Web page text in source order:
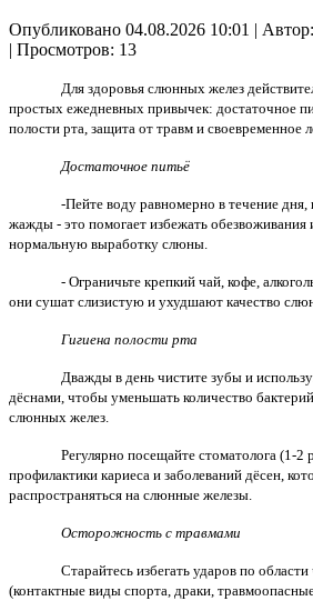
Опубликовано 04.08.2026 10:01 |
| Просмотров: 13
Для здоровья слюнных желез
простых ежедневных привычек: достаточное
полости рта, защита от травм и своевременное
Достаточное питьё
-Пейте воду равномерно в течение
жажды - это помогает избежать обезвоживания
нормальную выработку слюны.
- Ограничьте крепкий чай, кофе,
они сушат слизистую и ухудшают качество
Гигиена полости рта
Дважды в день чистите зубы и
дёснами, чтобы уменьшать количество
слюнных желез.
Регулярно посещайте стоматолога (1-2
профилактики кариеса и заболеваний дёсен,
распространяться на слюнные железы.
Осторожность с травмами
Старайтесь избегать ударов по
(контактные виды спорта, драки,